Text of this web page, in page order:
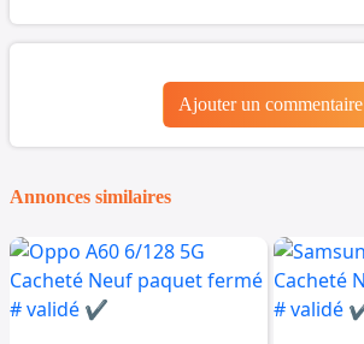
Ajouter un commentaire
Annonces similaires